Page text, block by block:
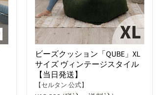
ビーズクッション「QUBE」XL
サイズ ヴィンテージスタイル
【当日発送】
【セルタン 公式】